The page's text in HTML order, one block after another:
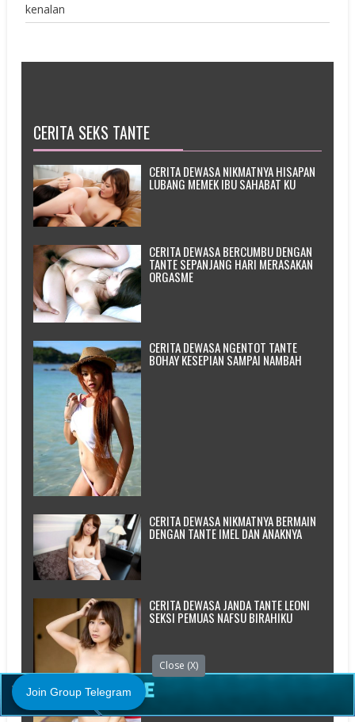
kenalan
CERITA SEKS TANTE
CERITA DEWASA NIKMATNYA HISAPAN
LUBANG MEMEK IBU SAHABAT KU
CERITA DEWASA BERCUMBU DENGAN
TANTE SEPANJANG HARI MERASAKAN
ORGASME
CERITA DEWASA NGENTOT TANTE
BOHAY KESEPIAN SAMPAI NAMBAH
CERITA DEWASA NIKMATNYA BERMAIN
DENGAN TANTE IMEL DAN ANAKNYA
CERITA DEWASA JANDA TANTE LEONI
SEKSI PEMUAS NAFSU BIRAHIKU
Close (X)
Join Group Telegram